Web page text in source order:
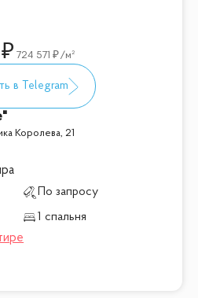
724 571 /м²
Королева, 21
По запросу
1 спальня